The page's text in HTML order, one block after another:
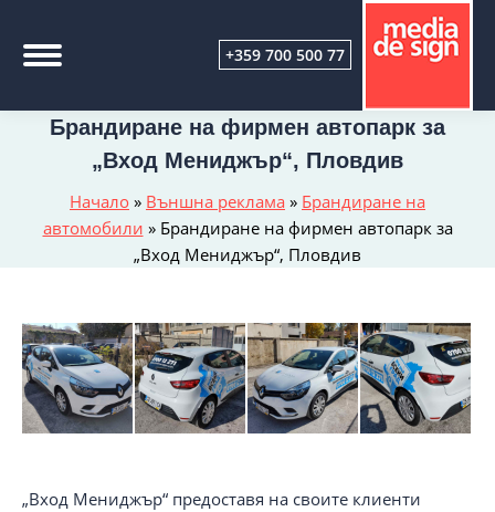
+359 700 500 77
Начало » Външна реклама » Брандиране на
автомобили » Брандиране на фирмен автопарк за
„Вход Мениджър“, Пловдив
Брандиране на фирмен автопарк за
„Вход Мениджър“, Пловдив
„Вход Мениджър“ предоставя на своите клиенти